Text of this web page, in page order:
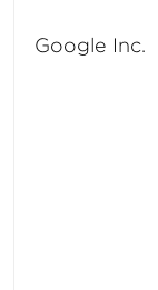
Google Inc.